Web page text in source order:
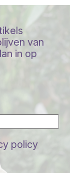
van
in op
policy